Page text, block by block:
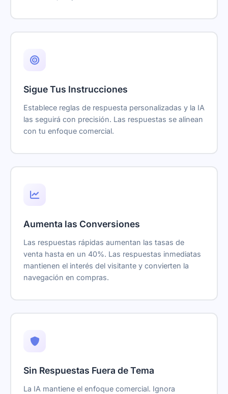
Sigue Tus Instrucciones
Establece reglas de respuesta personalizadas y la IA
las seguirá con precisión. Las respuestas se alinean
con tu enfoque comercial.
Aumenta las Conversiones
Las respuestas rápidas aumentan las tasas de
venta hasta en un 40%. Las respuestas inmediatas
mantienen el interés del visitante y convierten la
navegación en compras.
Sin Respuestas Fuera de Tema
La IA mantiene el enfoque comercial. Ignora